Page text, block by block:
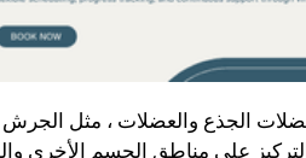
الجذع والعضلات ، مثل الجرش